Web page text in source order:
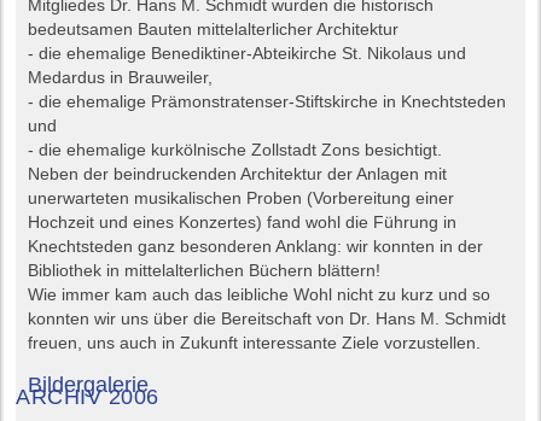
Mitgliedes Dr. Hans M. Schmidt wurden die historisch
bedeutsamen Bauten mittelalterlicher Architektur
- die ehemalige Benediktiner-Abteikirche St. Nikolaus und
Medardus in Brauweiler,
- die ehemalige Prämonstratenser-Stiftskirche in Knechtsteden
und
- die ehemalige kurkölnische Zollstadt Zons besichtigt.
Neben der beindruckenden Architektur der Anlagen mit
unerwarteten musikalischen Proben (Vorbereitung einer
Hochzeit und eines Konzertes) fand wohl die Führung in
Knechtsteden ganz besonderen Anklang: wir konnten in der
Bibliothek in mittelalterlichen Büchern blättern!
Wie immer kam auch das leibliche Wohl nicht zu kurz und so
konnten wir uns über die Bereitschaft von Dr. Hans M. Schmidt
freuen, uns auch in Zukunft interessante Ziele vorzustellen.
Bildergalerie
ARCHIV 2006